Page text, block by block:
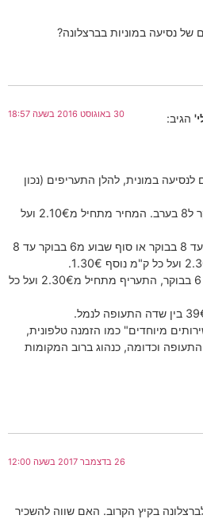
נסיעה במוניות בברצלונה?
הגיב: 30 באוגוסט 2016 בשעה 18:57
במונית, להלן התעריפים (נכון
T1 אמצע השבוע בין 8 בבוקר ל8 בערב. המחיר מתחיל מ2.10€ ועל
T2 אמצע השבוע מ8 בערב עד 8 בבוקר או סוף שבוע מ6 בבוקר עד 8
T3 סופי שבוע מ8 בערב עד 6 בבוקר, התעריף מתחיל מ2.30€ ועל כל
מיוחדים" כמו הזמנה טלפונית,
וכדומה, כנהוג ברוב המקומות
26 בדצמבר 2017 בשעה 12:00
בקיץ הקרוב. האם שווה להשכיר